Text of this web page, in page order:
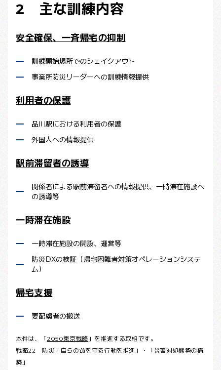
2 主な訓練内容
安全確保、一斉帰宅の抑制
訓練開始場所でのシェイクアウト
事業所防災リーダーへの訓練情報提供
利用者の保護
品川駅における利用者の保護
外国人への情報提供
駅前滞留者の誘導
関係者による駅前滞留者への情報提供、一時滞在施設へ
の誘導等
一時滞在施設
一時滞在施設の開設、運営等
防災DXの検証（帰宅困難者対策オペレーションシステ
ム）
帰宅支援
要配慮者の搬送
本件は、「2050東京戦略 」を推進する取組です。
戦略22 防災「自らの命を守る行動を推進」・「災害対処態勢の構
築」